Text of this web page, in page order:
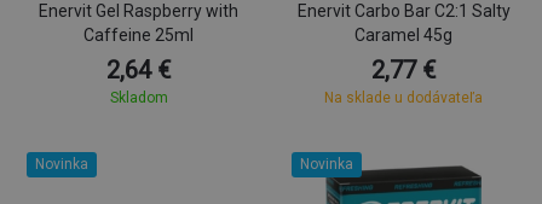
Enervit Gel Raspberry with
Caffeine 25ml
2,64 €
Skladom
Enervit Carbo Bar C2:1 Salty
Caramel 45g
2,77 €
Na sklade u dodávateľa
Novinka Novinka